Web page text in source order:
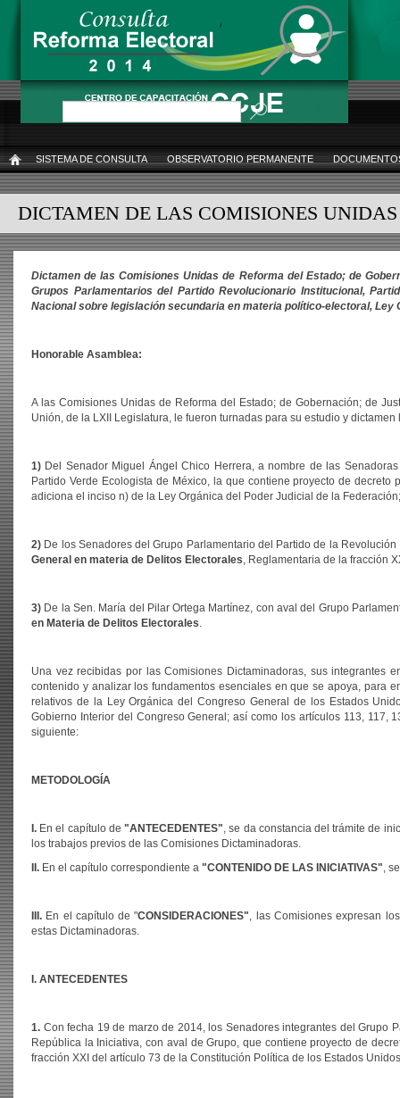
contenido
SISTEMA DE CONSULTA OBSERVATORIO PERMANENTE
DICTAMEN DE LAS COMISIONES
Dictamen de las Comisiones Unidas de Reforma del Estado; de
Grupos Parlamentarios del Partido Revolucionario Institucional,
Nacional sobre legislación secundaria en materia político-electoral, Ley
Honorable Asamblea:
A las Comisiones Unidas de Reforma del Estado; de Gobernación; de
Unión, de la LXII Legislatura, le fueron turnadas para su estudio y
1) Del Senador Miguel Ángel Chico Herrera, a nombre de las
Partido Verde Ecologista de México, la que contiene proyecto de
adiciona el inciso n) de la Ley Orgánica del Poder Judicial de la Federación;
2) De los Senadores del Grupo Parlamentario del Partido de la
General en materia de Delitos Electorales, Reglamentaria de la fracción
3) De la Sen. María del Pilar Ortega Martínez, con aval del Grupo
en Materia de Delitos Electorales.
Una vez recibidas por las Comisiones Dictaminadoras, sus integrantes
contenido y analizar los fundamentos esenciales en que se apoya, para
relativos de la Ley Orgánica del Congreso General de los Estados
Gobierno Interior del Congreso General; así como los artículos 113,
siguiente:
METODOLOGÍA
I. En el capítulo de"ANTECEDENTES", se da constancia del trámite de
los trabajos previos de las Comisiones Dictaminadoras.
II. En el capítulo correspondiente a "CONTENIDO DE LAS INICIATIVAS",
III. En el capítulo de "CONSIDERACIONES", las Comisiones expresan
estas Dictaminadoras.
I. ANTECEDENTES
1. Con fecha 19 de marzo de 2014, los Senadores integrantes del
República la Iniciativa, con aval de Grupo, que contiene proyecto de
fracción XXI del artículo 73 de la Constitución Política de los Estados